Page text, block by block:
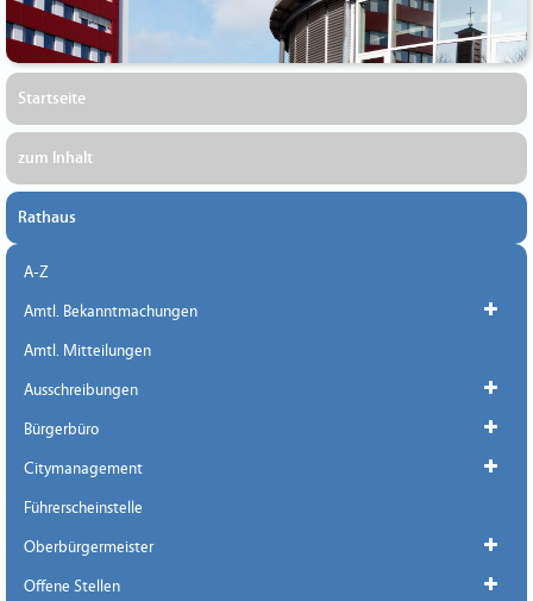
Startseite
zum Inhalt
Rathaus
A-Z
Amtl. Bekanntmachungen
Amtl. Mitteilungen
Ausschreibungen
Bürgerbüro
Citymanagement
Führerscheinstelle
Oberbürgermeister
Offene Stellen